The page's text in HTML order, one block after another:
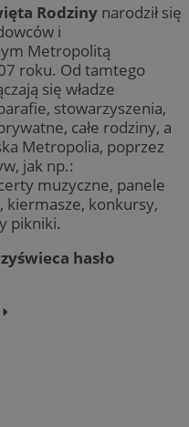
Rodziny narodził się
i
Metropolitą
roku. Od tamtego
się władze
stowarzyszenia,
całe rodziny, a
Metropolia, poprzez
jak np.:
muzyczne, panele
kiermasze, konkursy,
pikniki.
hasło
⏵︎